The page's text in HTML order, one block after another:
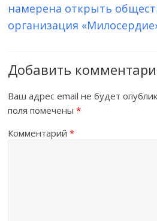
намерена открыть
организация
Добавить
Ваш адрес email не будет
поля помечены*
Комментарий*